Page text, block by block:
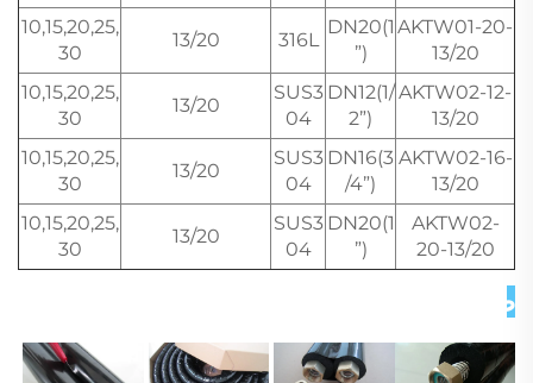
AKTW01-20-
13/20
DN20(1
”)
316L
13/20
10,15,20,25,
30
AKTW02-12-
13/20
DN12(1/
2”)
SUS3
04
13/20
10,15,20,25,
30
AKTW02-16-
13/20
DN16(3
/4”)
SUS3
04
13/20
10,15,20,25,
30
AKTW02-
20-13/20
DN20(1
”)
SUS3
04
13/20
10,15,20,25,
30
صور تفصيلية